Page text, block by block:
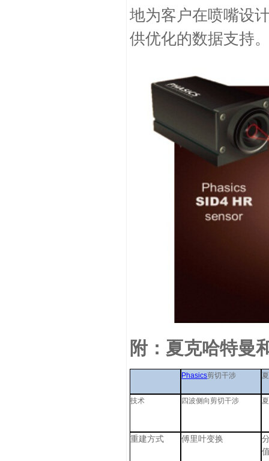
地为客户在喷嘴设
供优化的数据支持
附：夏克哈特曼
Phasics剪切干涉
技术 四波侧向剪切干涉
重建方式 傅里叶变换